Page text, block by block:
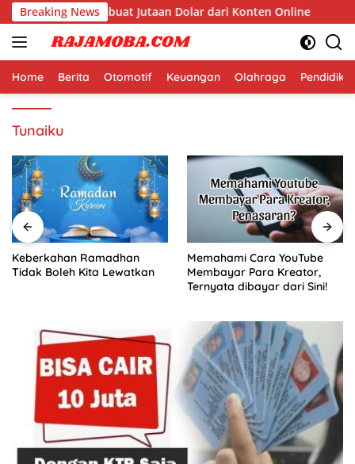
Langsung
ke
konten
Breaking News
Dunia yang Membuat Jutaan Dolar dari Konten Online
Home Berita Otomotif Keuangan Olahraga
Tunaiku
Keberkahan Ramadhan
Tidak Boleh Kita Lewatkan
Memahami Cara YouTube
Membayar Para Kreator,
Ternyata dibayar dari Sini!